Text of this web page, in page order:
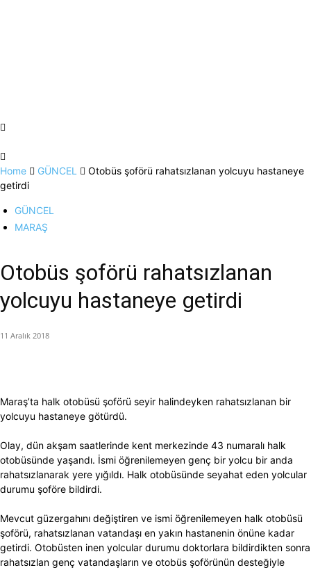
Home GÜNCEL
Otobüs şoförü rahatsızlanan yolcuyu hastaneye
getirdi
GÜNCEL
MARAŞ
Otobüs şoförü rahatsızlanan
yolcuyu hastaneye getirdi
11 Aralık 2018
Maraş’ta halk otobüsü şoförü seyir halindeyken rahatsızlanan bir
yolcuyu hastaneye götürdü.
Olay, dün akşam saatlerinde kent merkezinde 43 numaralı halk
otobüsünde yaşandı. İsmi öğrenilemeyen genç bir yolcu bir anda
rahatsızlanarak yere yığıldı. Halk otobüsünde seyahat eden yolcular
durumu şoföre bildirdi.
Mevcut güzergahını değiştiren ve ismi öğrenilemeyen halk otobüsü
şoförü, rahatsızlanan vatandaşı en yakın hastanenin önüne kadar
getirdi. Otobüsten inen yolcular durumu doktorlara bildirdikten sonra
rahatsızlan genç vatandaşların ve otobüs şoförünün desteğiyle